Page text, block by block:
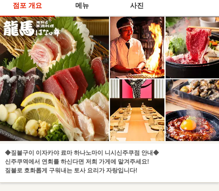
점포 개요 메뉴 사진
◆짚불구이 이자카야 료마 하나노마이 니시신주쿠점 안내◆
신주쿠역에서 연회를 하신다면 저희 가게에 맡겨주세요!
짚불로 호화롭게 구워내는 토사 요리가 자랑입니다!